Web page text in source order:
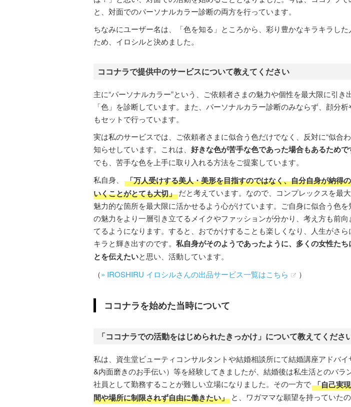
と、対面でのパーソナルカラー診断の両方を行っています。
ちなみにユーザー名は、「色を知る」ところから、彩り豊かなキラキラし
ため、イロシルと決めました。
ココナラで提供中のサービスについて教えてください
主に“パーソナルカラー”という、ご依頼者さまの魅力や個性を最大限に引き
「色」を診断しています。また、パーソナルカラー診断のみならず、顔分
もセットで行っています。
実は私のサービスでは、ご依頼者さまに似合う色だけでなく、反対に“似合
知らせしています。これは、 好きな色が苦手な色であった場合もあるためで
でも、苦手な色を上手に取り入れる方法をご提案しています。
私自身、
「万人受けする美人・美形を目指すのではなく、自分自身が納得
いくことがとても大切」 だと考えています。なので、コンプレックスを最大
魅力的な箇所を最大限に活かせるよう心がけています。ご自身に似合う色
の魅力をより一層引き立てるメイクやファッションが分かり、考え方も前
てるようになります。すると、おでかけすることも楽しくなり、人生がさら
キラと輝き出すのです。 私自身がそのようであったように、多くの女性た
とを伝えたいと思い、活動しています。
（» IROSHIRU イロシルさんの出品サービス一覧はこちら ）
ココナラを始めた当時について
「ココナラでの活動をはじめられたきっかけ」について教えてくださ
私は、資生堂ビューティコンサルタントや結婚相談所にて結婚講座アドバ
&内面磨きのお手伝い）等を経験してきましたが、結婚後は私生活とのバラ
社員として勤務することが難しい立場になりました。その一方で 「自己実
間や場所に制限されず自由に働きたい」 と、ワガママな願望を持っていたの